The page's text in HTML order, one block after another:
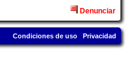
Denunciar
Condiciones de uso Privacidad